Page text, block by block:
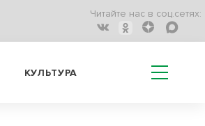
Читайте нас в соц.сетях:
КУЛЬТУРА